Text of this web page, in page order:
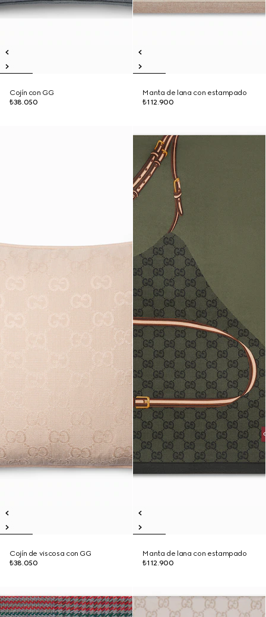
Cojín con GG
₺38.050
Manta de lana con estampado
₺112.900
Cojín de viscosa con GG
₺38.050
Manta de lana con estampado
₺112.900